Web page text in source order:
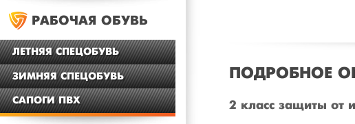
РАБОЧАЯ ОБУВЬ
ЛЕТНЯЯ СПЕЦОБУВЬ
ЗИМНЯЯ СПЕЦОБУВЬ
САПОГИ ПВХ
ПОДРОБНОЕ
2 класс защиты от